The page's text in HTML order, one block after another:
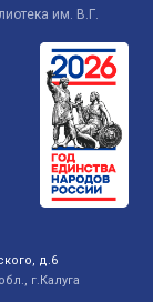
им. В.Г.
д.6
г.Калуга